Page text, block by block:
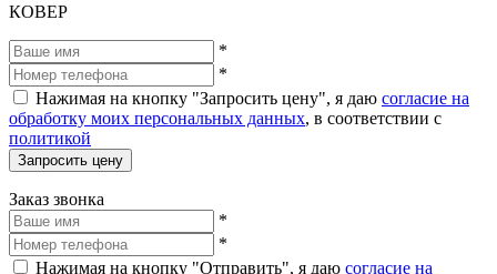
КОВЕР
*
*
Нажимая на кнопку "Запросить цену", я даю согласие на
обработку моих персональных данных, в соответствии с
политикой
Запросить цену
Заказ звонка
*
*
Нажимая на кнопку "Отправить", я даю согласие на